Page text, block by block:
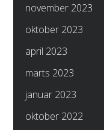
november 2023
oktober 2023
april 2023
marts 2023
januar 2023
oktober 2022